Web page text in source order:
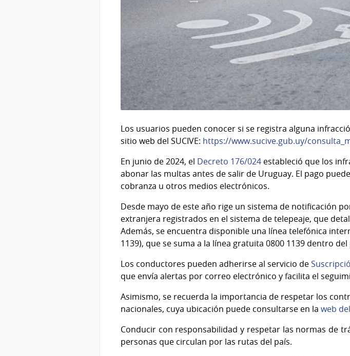
Los usuarios pueden conocer si se registra alguna
sitio web del SUCIVE: https://www.sucive.gub.uy/
En junio de 2024, el Decreto 176/024 estableció que los
abonar las multas antes de salir de Uruguay. El pago
cobranza u otros medios electrónicos.
Desde mayo de este año rige un sistema de notificación
extranjera registrados en el sistema de telepeaje, que
Además, se encuentra disponible una línea telefónica
1139), que se suma a la línea gratuita 0800 1139 dentro del
Los conductores pueden adherirse al servicio de
que envía alertas por correo electrónico y facilita el
Asimismo, se recuerda la importancia de respetar los
nacionales, cuya ubicación puede consultarse en la web
Conducir con responsabilidad y respetar las normas de
personas que circulan por las rutas del país.